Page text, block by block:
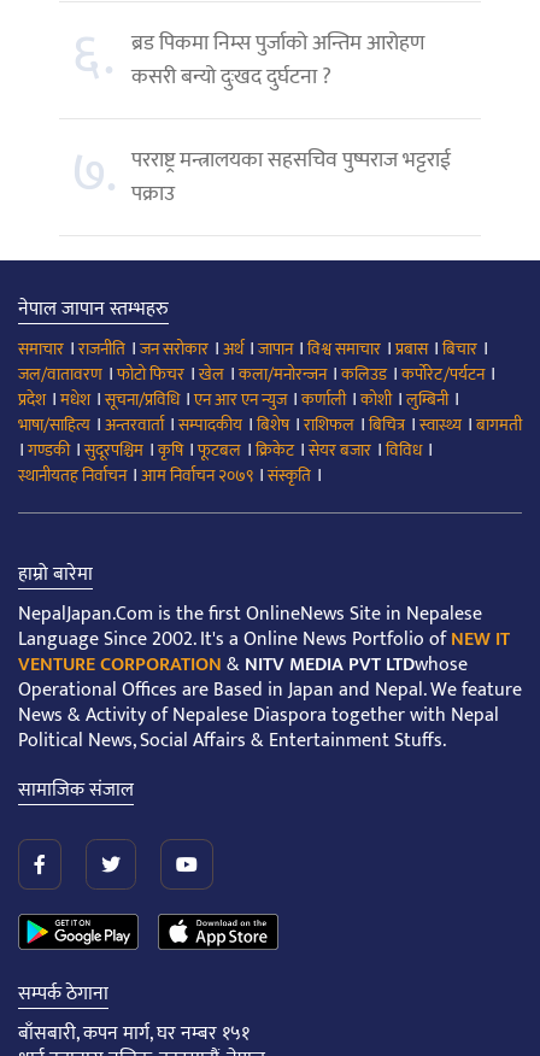
६. ब्रड पिकमा निम्स पुर्जाको अन्तिम आरोहण
कसरी बन्यो दुःखद दुर्घटना ?
७. परराष्ट्र मन्त्रालयका सहसचिव पुष्पराज भट्टराई
पक्राउ
नेपाल जापान स्तम्भहरु
समाचार ।राजनीति ।जन सरोकार ।अर्थ।जापान।विश्व समाचार ।प्रबास।बिचार ।
जल/वातावरण ।फोटो फिचर ।खेल ।कला/मनोरन्जन।कलिउड।कर्पोरेट/पर्यटन।
प्रदेश।मधेश।सूचना/प्रविधि।एन आर एन न्युज।कर्णाली।कोशी।लुम्बिनी।
भाषा/साहित्य ।अन्तरवार्ता।सम्पादकीय ।बिशेष।राशिफल ।बिचित्र।स्वास्थ्य ।बागमती
।गण्डकी।सुदूरपश्चिम ।कृषि।फूटबल ।क्रिकेट।सेयर बजार ।विविध।
स्थानीयतह निर्वाचन।आम निर्वाचन २०७९ ।संस्कृति ।
हाम्रो बारेमा
NepalJapan.Com is the first OnlineNews Site in Nepalese
Language Since 2002. It's a Online News Portfolio ofNEW IT
VENTURE CORPORATION&NITV MEDIA PVT LTDwhose
Operational Offices are Based in Japan and Nepal. We feature
News & Activity of Nepalese Diaspora together with Nepal
Political News, Social Affairs & Entertainment Stuffs.
सामाजिक संजाल
सम्पर्क ठेगाना
बाँसबारी, कपन मार्ग, घर नम्बर १५१